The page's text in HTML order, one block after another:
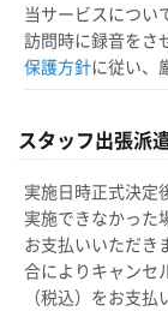
当サービスについ
訪問時に録音をさ
保護方針に従い、
スタッフ出張派
実施日時正式決定
実施できなかった
お支払いいただき
合によりキャンセ
（税込）をお支払